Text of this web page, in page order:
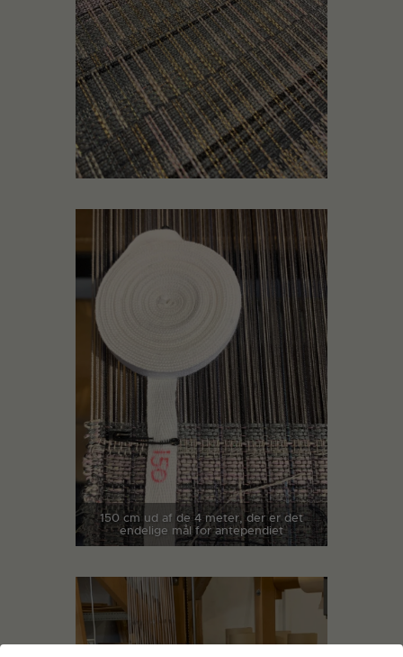
150 cm ud af de 4 meter, der er det
endelige mål for antependiet